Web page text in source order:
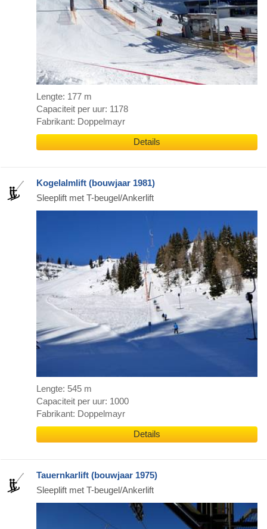
Lengte: 177 m
Capaciteit per uur: 1178
Fabrikant: Doppelmayr
Details
Kogelalmlift (bouwjaar 1981)
Sleeplift met T-beugel/Ankerlift
Lengte: 545 m
Capaciteit per uur: 1000
Fabrikant: Doppelmayr
Details
Tauernkarlift (bouwjaar 1975)
Sleeplift met T-beugel/Ankerlift